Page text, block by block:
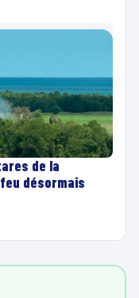
de la
désormais